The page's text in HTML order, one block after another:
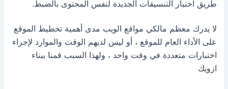
طريق اختبار التنسيقات الجديدة لنفس المحتوى بالضبط.
لا يدرك معظم مالكي مواقع الويب مدى أهمية تخطيط الموقع
على الأداء العام للموقع ، أو ليس لديهم الوقت والموارد لإجراء
اختبارات متعددة في وقت واحد ، ولهذا السبب قمنا ببناء
ازويك